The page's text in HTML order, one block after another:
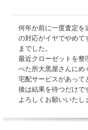
何年か前に一度査定を
の対応がイヤでやめて
までした。
最近クローゼットを整
べた所大黒屋さんにめ
宅配サービスがあって
後は結果を待つだけで
よろしくお願いいたし